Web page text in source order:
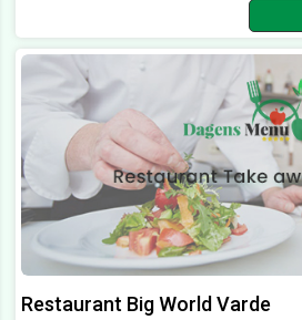
Restaurant Big World Varde